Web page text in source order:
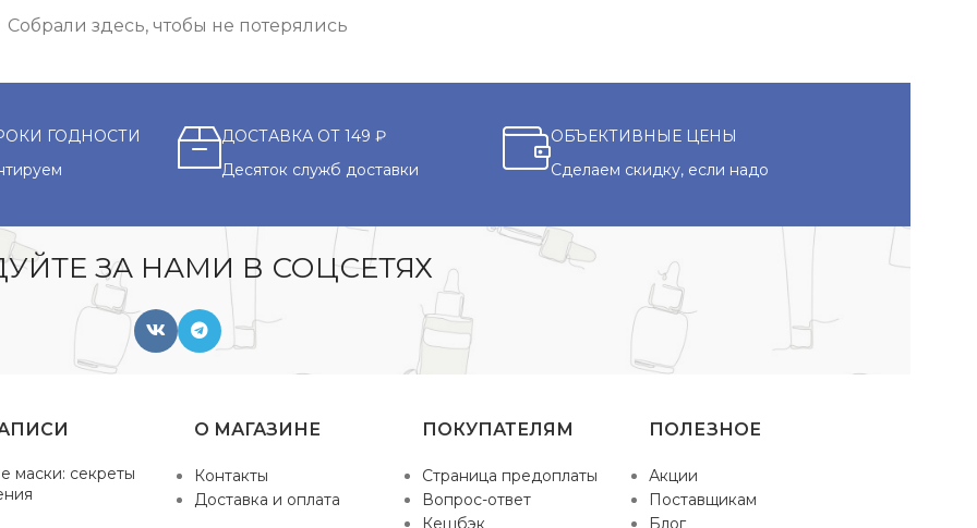
Собрали здесь, чтобы не потерялись
ГОДНОСТИ
ДОСТАВКА ОТ 149 ₽
Десяток служб доставки
ОБЪЕКТИВНЫЕ ЦЕНЫ
Сделаем скидку, если надо
ЗА НАМИ В СОЦСЕТЯХ
маски: секреты
О МАГАЗИНЕ
Контакты
Доставка и оплата
ПОКУПАТЕЛЯМ
Страница предоплаты
Вопрос-ответ
Кешбэк
ПОЛЕЗНОЕ
Акции
Поставщикам
Блог